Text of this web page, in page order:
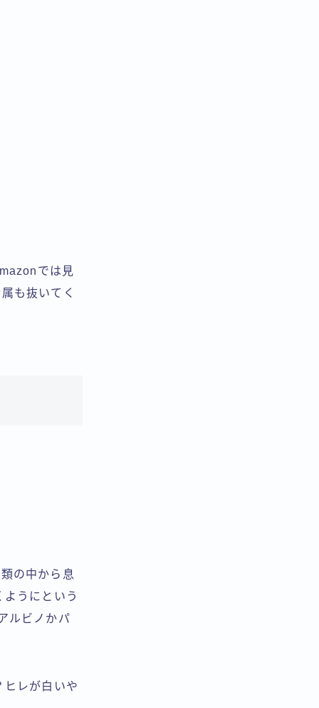
では見
も抜いてく
の中から息
うにという
ルビノかパ
ヒレが白いや